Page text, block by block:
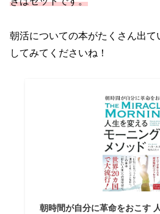
朝活についての本がたくさん出て
してみてくださいね！
朝時間が自分に革命をおこす